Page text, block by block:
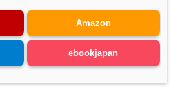
Amazon
ebookjapan